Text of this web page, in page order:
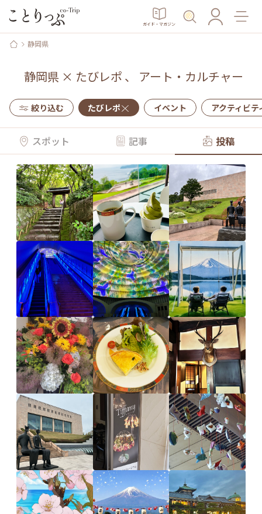
ガイド・マガジン
静岡県
静岡県× たびレポ 、 アート・カルチャー
絞り込む たびレポ イベント アクティビテ
スポット 記事 投稿